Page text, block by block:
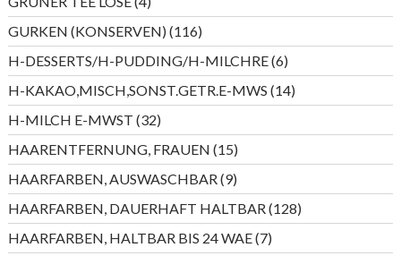
Produkte
GURKEN (KONSERVEN) 116116
Produkte
H-DESSERTS/H-PUDDING/H-MILCHRE 66
Produkte
H-KAKAO,MISCH,SONST.GETR.E-MWS 1414
Produkte
H-MILCH E-MWST 3232
Produkte
HAARENTFERNUNG, FRAUEN 1515
Produkte
HAARFARBEN, AUSWASCHBAR 99
Produkte
HAARFARBEN, DAUERHAFT HALTBAR 128128
Produkte
HAARFARBEN, HALTBAR BIS 24 WAE 77